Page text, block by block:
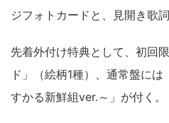
ジフォトカードと、見開き歌
先着外付け特典として、初回
ド」（絵柄1種）、通常盤に
すかる新鮮組ver.～」が付く。